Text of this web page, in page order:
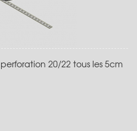
20/22 tous les 5cm